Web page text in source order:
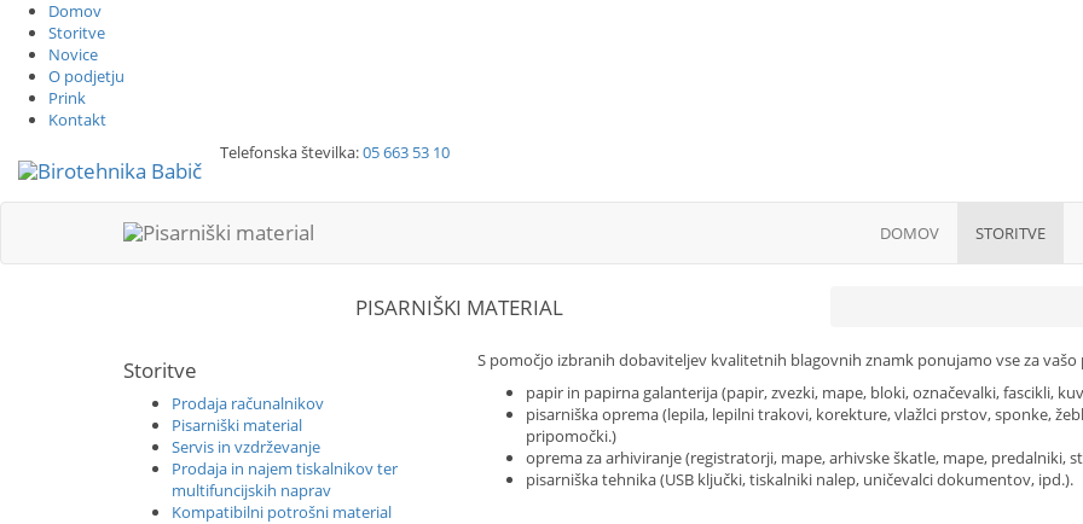
Domov
Storitve
Novice
O podjetju
Prink
Kontakt
Telefonska številka:05 663 53 10
DOMOV STORITVE
PISARNIŠKI MATERIAL
Storitve
Prodaja računalnikov
Pisarniški material
Servis in vzdrževanje
Prodaja in najem tiskalnikov ter
multifuncijskih naprav
Kompatibilni potrošni material
S pomočjo izbranih dobaviteljev kvalitetnih blagovnih znamk ponujamo vse za vašo
papir in papirna galanterija (papir, zvezki, mape, bloki, označevalki, fascikli,
pisarniška oprema (lepila, lepilni trakovi, korekture, vlažlci prstov, sponke,
pripomočki.)
oprema za arhiviranje (registratorji, mape, arhivske škatle, mape, predalniki,
pisarniška tehnika (USB ključki, tiskalniki nalep, uničevalci dokumentov, ipd.).